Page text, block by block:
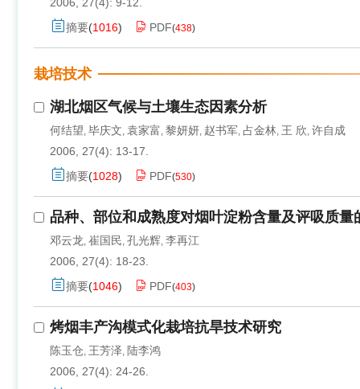
摘要(1016) PDF(438)
栽培技术
湖北烟区气候与土壤生态因素分析
何结望, 毕庆文, 袁家富, 黎妍妍, 赵书军, 占金林, 王 欣, 许自成
2006, 27(4): 13-17.
摘要(1028) PDF(530)
品种、部位和成熟度对烟叶淀粉含量及评吸质量
邓云龙, 崔国民, 孔光辉, 李再江
2006, 27(4): 18-23.
摘要(1046) PDF(403)
烤烟丰产沟模式化栽培抗旱技术研究
陈玉仓, 王芳泽, 陆李鸿
2006, 27(4): 24-26.